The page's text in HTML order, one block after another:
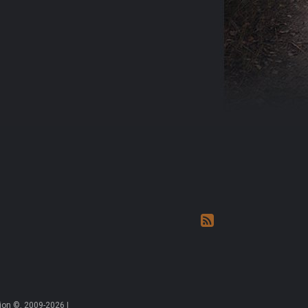
©, 2009-2026 |